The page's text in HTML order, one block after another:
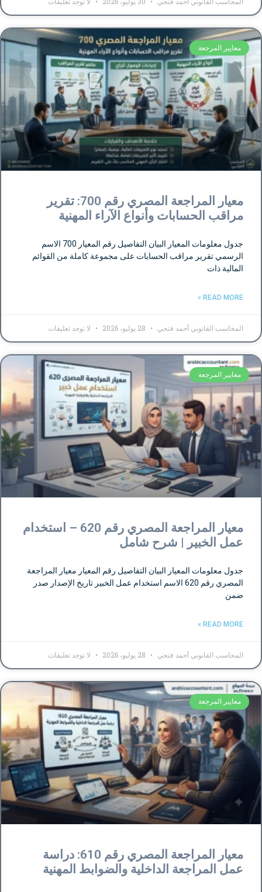
معايير المرجعة
معيار المراجعة المصري رقم 700: تقرير
مراقب الحسابات وأنواع الآراء المهنية
جدول معلومات المعيار البيان التفاصيل رقم المعيار 700 الاسم
الرسمي تقرير مراقب الحسابات على مجموعة كاملة من القوائم
المالية ذات
READ MORE »
المحاسب القانوني أحمد فتحي لا توجد تعليقات
معايير المرجعة
معيار المراجعة المصري رقم 620 – استخدام
عمل الخبير | شرح شامل
جدول معلومات المعيار البيان التفاصيل رقم المعيار معيار المراجعة
المصري رقم 620 الاسم استخدام عمل الخبير تاريخ الإصدار صدر
ضمن
READ MORE »
المحاسب القانوني أحمد فتحي لا توجد تعليقات
معايير المرجعة
معيار المراجعة المصري رقم 610: دراسة
عمل المراجعة الداخلية والضوابط المهنية